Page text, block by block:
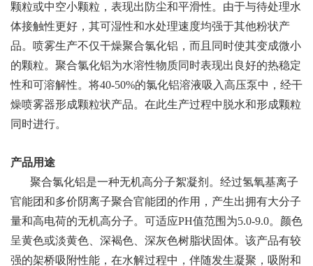
颗粒或中空小颗粒，表现出防尘和平滑性。由于与待处理水
体接触性更好，其可湿性和水处理速度均强于其他粉状产
品。喷雾生产不仅干燥聚合氯化铝，而且同时使其变成微小
的颗粒。聚合氯化铝为水溶性物质同时表现出良好的热稳定
性和可溶解性。将40-50%的氯化铝溶液吸入高压泵中，经干
燥喷雾器形成颗粒状产品。在此生产过程中脱水和形成颗粒
同时进行。
产品用途
聚合氯化铝是一种无机高分子絮凝剂。经过氢氧基离子
官能团和多价阴离子聚合官能团的作用，产生出拥有大分子
量和高电荷的无机高分子。可适应PH值范围为5.0-9.0。颜色
呈黄色或淡黄色、深褐色、深灰色树脂状固体。该产品有较
强的架桥吸附性能，在水解过程中，伴随发生凝聚，吸附和